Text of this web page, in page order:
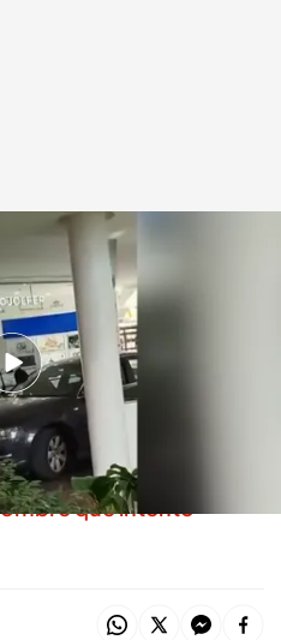
Leganés
Cuatro
vivido momentos de
comercial
el policía que asfixió
que intentó